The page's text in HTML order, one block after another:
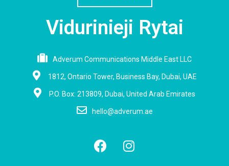
Vidurinieji Rytai
Adverum Communications Middle East LLC
1812, Ontario Tower, Business Bay, Dubai, UAE
P.O. Box: 213809, Dubai, United Arab Emirates
hello@adverum.ae